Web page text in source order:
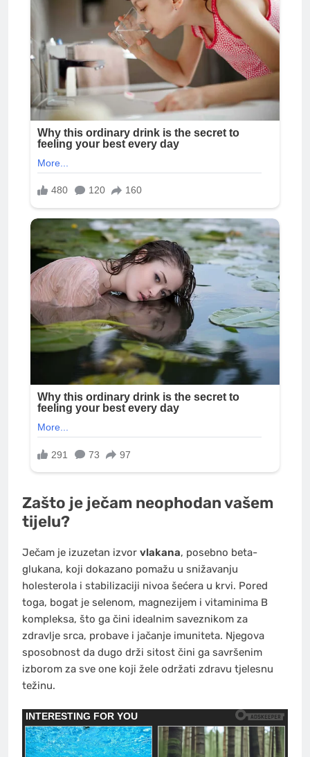
Zašto je ječam neophodan vašem
tijelu?
Ječam je izuzetan izvor vlakana, posebno beta-
glukana, koji dokazano pomažu u snižavanju
holesterola i stabilizaciji nivoa šećera u krvi. Pored
toga, bogat je selenom, magnezijem i vitaminima B
kompleksa, što ga čini idealnim saveznikom za
zdravlje srca, probave i jačanje imuniteta. Njegova
sposobnost da dugo drži sitost čini ga savršenim
izborom za sve one koji žele održati zdravu tjelesnu
težinu.